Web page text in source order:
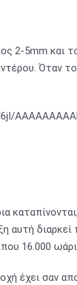
2-5mm
Όταν
αυτή
16.000
έχει σαν